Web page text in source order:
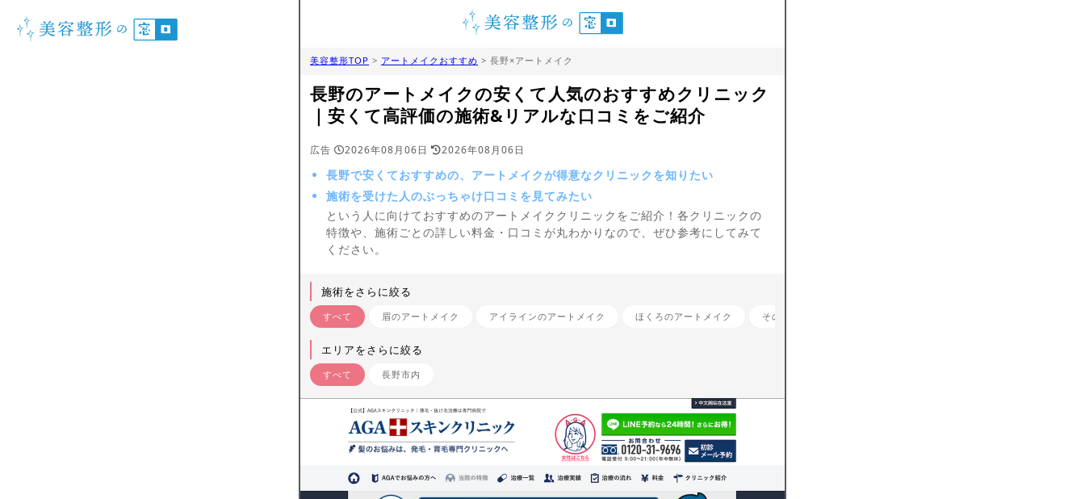
美容整形TOP > アートメイクおすすめ > 長野×アートメイク
長野のアートメイクの安くて人気のおすすめクリニック
｜安くて高評価の施術&リアルな口コミをご紹介
広告 2026年08月06日 2026年08月06日
長野で安くておすすめの、アートメイクが得意なクリニックを知りたい
施術を受けた人のぶっちゃけ口コミを見てみたい
という人に向けておすすめのアートメイククリニックをご紹介！各クリニックの
特徴や、施術ごとの詳しい料金・口コミが丸わかりなので、ぜひ参考にしてみて
ください。
施術をさらに絞る
すべて 眉のアートメイク アイラインのアートメイク ほくろのアートメイク その他部位のアートメイク
エリアをさらに絞る
すべて 長野市内